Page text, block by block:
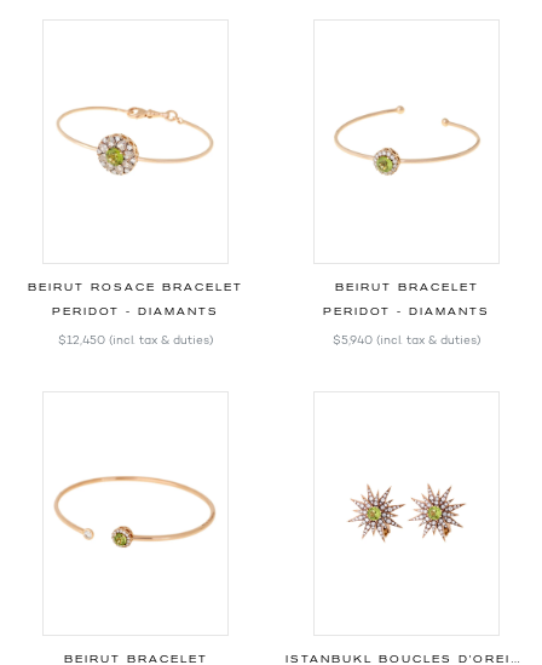
BEIRUT ROSACE BRACELET
PERIDOT - DIAMANTS
$12,450 (incl. tax & duties)
BEIRUT BRACELET
PERIDOT - DIAMANTS
$5,940 (incl. tax & duties)
BEIRUT BRACELET ISTANBUKL BOUCLES D'OREILLES